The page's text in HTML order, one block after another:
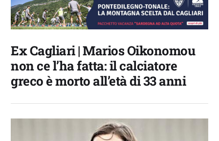
Ex Cagliari | Marios Oikonomou
non ce l’ha fatta: il calciatore
greco è morto all’età di 33 anni